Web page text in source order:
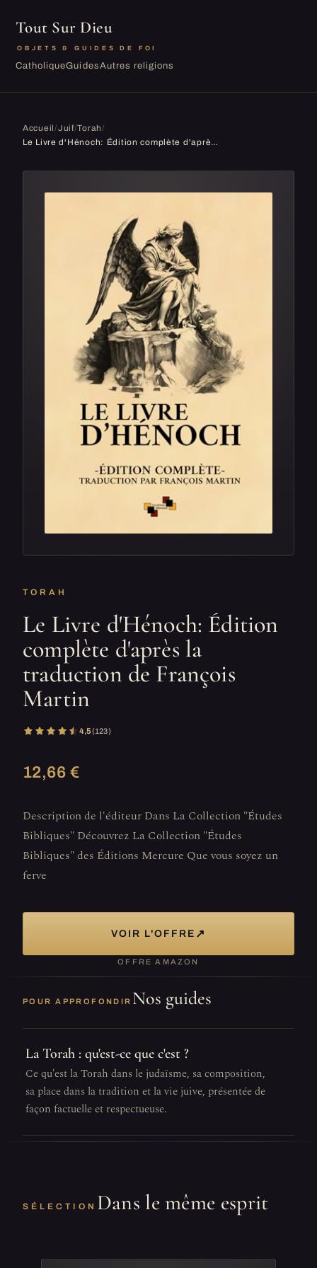
Tout Sur Dieu
OBJETS & GUIDES DE FOI
CatholiqueGuidesAutres religions
Accueil/Juif/Torah/
Le Livre d'Hénoch: Édition complète d'après la traduction de François Martin
TORAH
Le Livre d'Hénoch: Édition
complète d'après la
traduction de François
Martin
4,5(123)
12,66 €
Description de l'éditeur Dans La Collection "Études
Bibliques" Découvrez La Collection "Études
Bibliques" des Éditions Mercure Que vous soyez un
ferve
VOIR L'OFFRE ↗
OFFRE AMAZON
POUR APPROFONDIR Nos guides
La Torah : qu'est-ce que c'est ?
Ce qu'est la Torah dans le judaïsme, sa composition,
sa place dans la tradition et la vie juive, présentée de
façon factuelle et respectueuse.
SÉLECTION Dans le même esprit